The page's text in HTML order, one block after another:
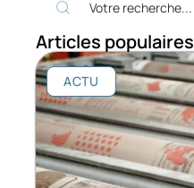
Articles populaires
ACTU